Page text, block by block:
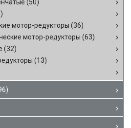
(50)
мотор-редукторы (36)
мотор-редукторы (63)
(32)
(13)